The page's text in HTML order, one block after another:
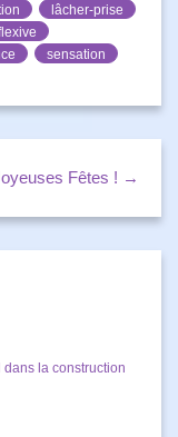
lâcher-prise
sensation
Fêtes ! →
la construction